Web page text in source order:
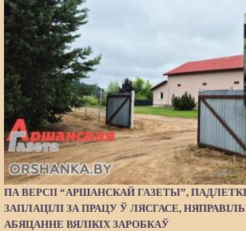
ПА ВЕРСІІ “АРШАНСКАЙ ГАЗЕТЫ”,
ЗАПЛАЦІЛІ ЗА ПРАЦУ Ў ЛЯСГАСЕ,
АБЯЦАННЕ ВЯЛІКІХ ЗАРОБКАЎ